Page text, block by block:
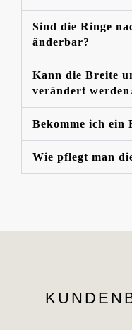
Sind die Ringe
änderbar?
Kann die Breite
verändert
Bekomme ich ein
Wie pflegt man